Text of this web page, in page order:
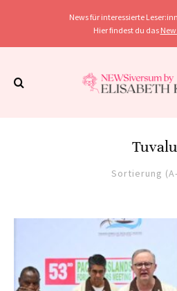
News für interessierte
Hier findest du das
Tuvalu
Sortierung